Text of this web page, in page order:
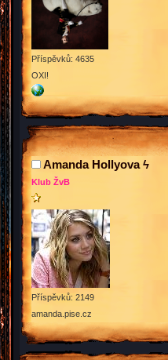
Příspěvků: 4635
OXI!
Amanda Hollyova ϟ
Klub ŽvB
Příspěvků: 2149
amanda.pise.cz